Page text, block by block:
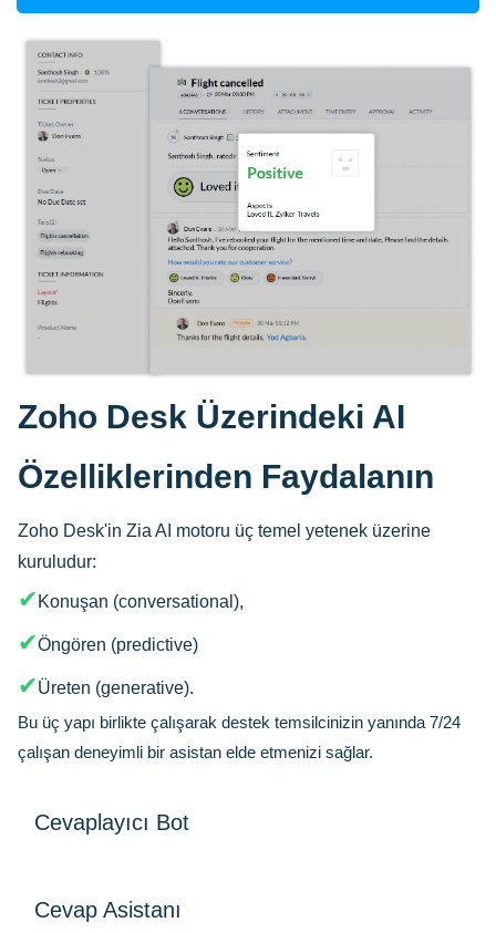
Zoho Desk Üzerindeki AI
Özelliklerinden Faydalanın
Zoho Desk'in Zia AI motoru üç temel yetenek üzerine
kuruludur:
✔ Konuşan (conversational),
✔Öngören (predictive)
✔Üreten (generative).
Bu üç yapı birlikte çalışarak destek temsilcinizin yanında 7/24
çalışan deneyimli bir asistan elde etmenizi sağlar.
Cevaplayıcı Bot
Cevaplayıcı Bot (Zia Answer
Cevap Asistanı